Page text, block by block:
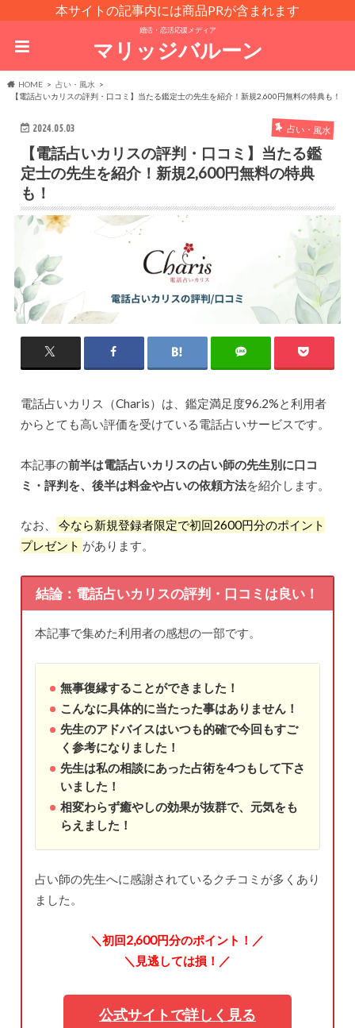
本サイトの記事内には商品PRが含まれます
婚活・恋活応援メディア
マリッジバルーン
HOME
占い・風水
【電話占いカリスの評判・口コミ】当たる鑑定士の先生を紹介！新規2,600円無料の特典も！
2024.05.03 占い・風水
【電話占いカリスの評判・口コミ】当たる鑑
定士の先生を紹介！新規2,600円無料の特典
も！
電話占いカリス（Charis）は、鑑定満足度96.2%と利用者
からとても高い評価を受けている電話占いサービスです。
本記事の前半は電話占いカリスの占い師の先生別に口コ
ミ・評判を、後半は料金や占いの依頼方法を紹介します。
なお、
今なら新規登録者限定で初回2600円分のポイント
プレゼント があります。
結論：電話占いカリスの評判・口コミは良い！
本記事で集めた利用者の感想の一部です。
無事復縁することができました！
こんなに具体的に当たった事はありません！
先生のアドバイスはいつも的確で今回もすご
く参考になりました！
先生は私の相談にあった占術を4つもして下さ
いました！
相変わらず癒やしの効果が抜群で、元気をも
らえました！
占い師の先生へに感謝されているクチコミが多くあり
ました。
＼初回2,600円分のポイント！／
＼見逃しては損！／
公式サイトで詳しく見る